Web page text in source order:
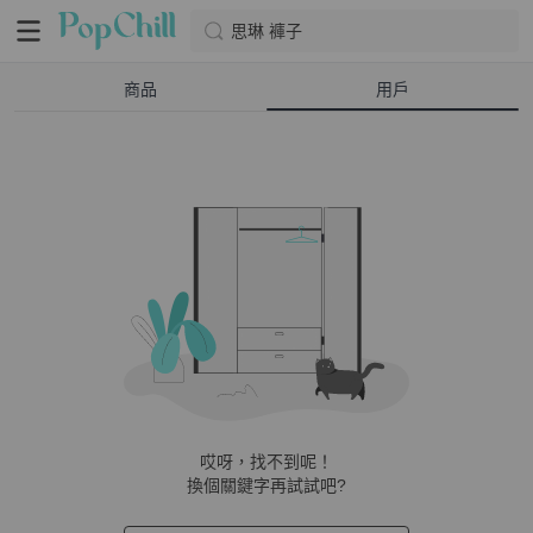
思琳 褲子
商品 用戶
哎呀，找不到呢！
換個關鍵字再試試吧?